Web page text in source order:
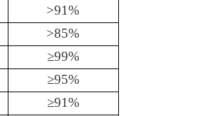
>91%
>85%
≥99%
≥95%
≥91%